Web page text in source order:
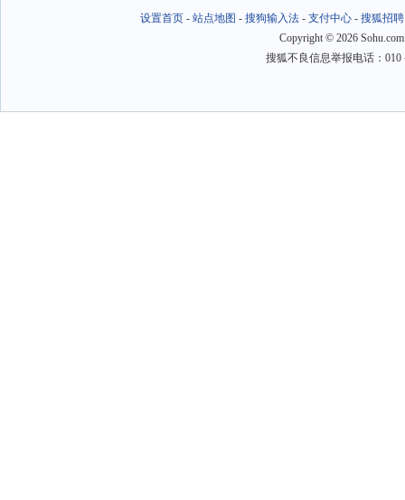
设置首页- 站点地图 - 搜狗输入法- 支付中心- 搜狐招聘
Copyright © 2026
搜狐不良信息举报电话：010